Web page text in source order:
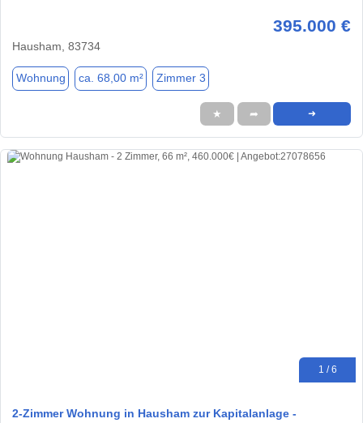
395.000 €
Hausham, 83734
Wohnung ca. 68,00 m² Zimmer 3
★ ➦ ➜
1 / 6
2-Zimmer Wohnung in Hausham zur Kapitalanlage -